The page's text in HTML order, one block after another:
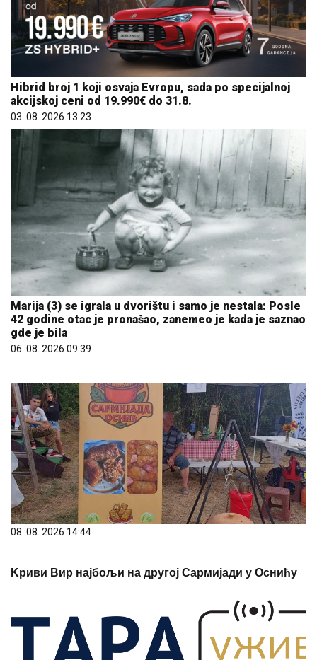
Hibrid broj 1 koji osvaja Evropu, sada po specijalnoj
akcijskoj ceni od 19.990€ do 31.8.
03. 08. 2026 13:23
Marija (3) se igrala u dvorištu i samo je nestala: Posle
42 godine otac je pronašao, zanemeo je kada je saznao
gde je bila
06. 08. 2026 09:39
08. 08. 2026 14:44
Kриви Вир најбољи на другој Сармијади у Оснићу